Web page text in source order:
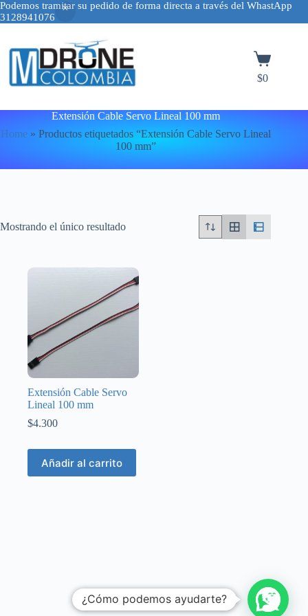
Podemos tramitar su pedido de forma directa a través del WhastApp
3128941076
contenido
Carro
de
compra
$0
Extensión Cable Servo Lineal 100 mm
Home» Productos etiquetados “Extensión Cable Servo Lineal
100 mm”
Mostrando el único resultado
Extensión Cable Servo
Lineal 100 mm
$4.300
Añadir al carrito
¿Cómo podemos ayudarte?